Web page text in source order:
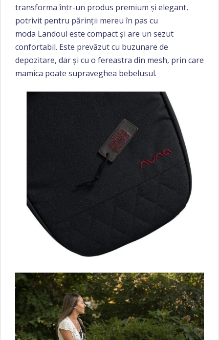
transforma într-un produs premium și elegant,
potrivit pentru părinții mereu în pas cu
moda Landoul este compact și are un sezut
confortabil. Este prevăzut cu buzunare de
depozitare, dar și cu o fereastra din mesh, prin care
mamica poate supraveghea bebelusul.